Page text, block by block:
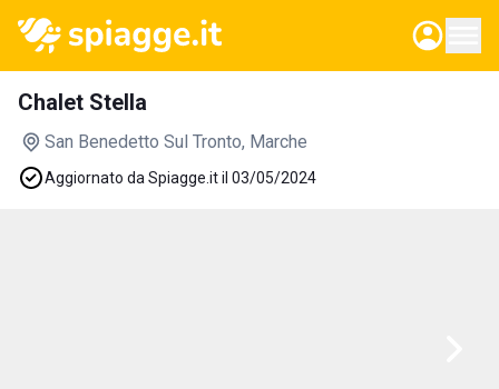
Chalet Stella
San Benedetto Sul Tronto, Marche
Aggiornato da Spiagge.it il 03/05/2024